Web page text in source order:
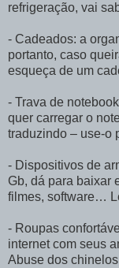
refrigeração, vai
- Cadeados: a
portanto, caso
esqueça de um
- Trava de
quer carregar o
traduzindo – use-o
- Dispositivos de
Gb, dá para baixar
filmes, software…
- Roupas
internet com seus
Abuse dos